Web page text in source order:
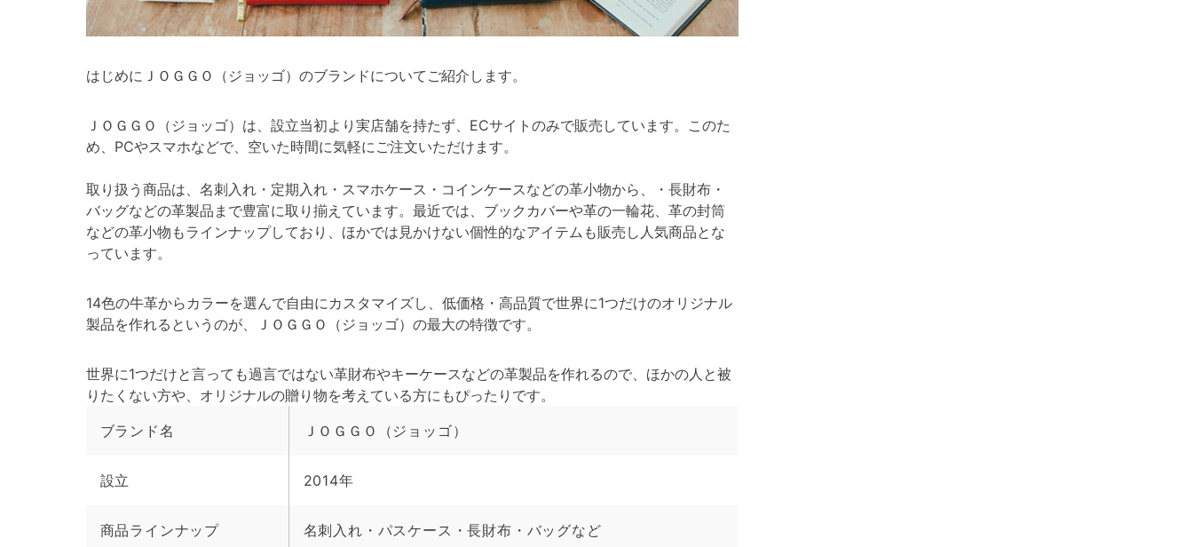
はじめにＪＯＧＧＯ（ジョッゴ）のブランドについてご紹介します。
ＪＯＧＧＯ（ジョッゴ）は、設立当初より実店舗を持たず、ECサイトのみで販売しています。このた
め、PCやスマホなどで、空いた時間に気軽にご注文いただけます。
取り扱う商品は、名刺入れ・定期入れ・スマホケース・コインケースなどの革小物から、・長財布・
バッグなどの革製品まで豊富に取り揃えています。最近では、ブックカバーや革の一輪花、革の封筒
などの革小物もラインナップしており、ほかでは見かけない個性的なアイテムも販売し人気商品とな
っています。
14色の牛革からカラーを選んで自由にカスタマイズし、低価格・高品質で世界に1つだけのオリジナル
製品を作れるというのが、ＪＯＧＧＯ（ジョッゴ）の最大の特徴です。
世界に1つだけと言っても過言ではない革財布やキーケースなどの革製品を作れるので、ほかの人と被
りたくない方や、オリジナルの贈り物を考えている方にもぴったりです。
ブランド名
ＪＯＧＧＯ（ジョッゴ）
設立 2014年
商品ラインナップ 名刺入れ・パスケース・長財布・バッグなど